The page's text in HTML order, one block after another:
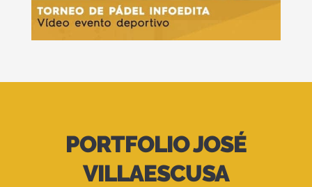
PORTFOLIO JOSÉ
VILLAESCUSA